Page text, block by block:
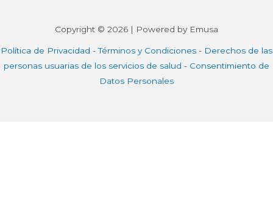
Copyright © 2026 | Powered by Emusa
Política de Privacidad -Términos y Condiciones - Derechos de las
personas usuarias de los servicios de salud - Consentimiento de
Datos Personales